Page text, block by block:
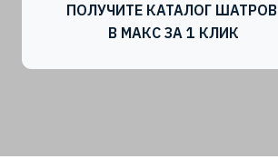
ПОЛУЧИТЕ КАТАЛОГ ШАТРОВ
В МАКС ЗА 1 КЛИК